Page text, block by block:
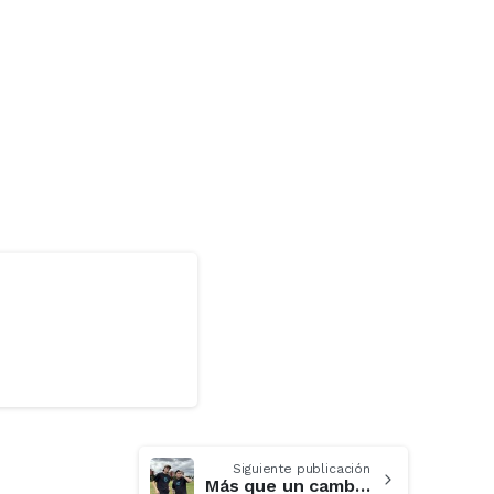
Siguiente publicación
Más que un cambio de dueños: lo que revela el nuevo Internacional de Bogotá